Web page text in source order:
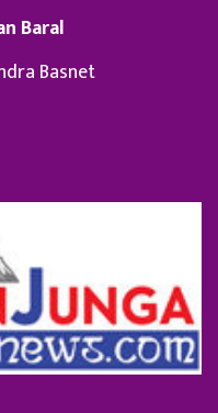
Baral
Basnet